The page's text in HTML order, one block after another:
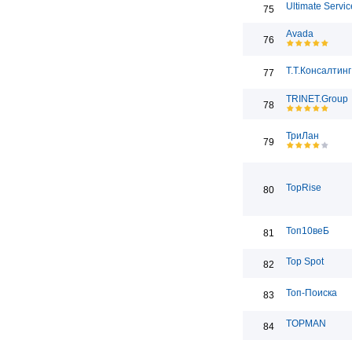
75 Ultimate
76
Avada
77 Т.Т.Консалтинг
78
TRINET.Group
79
ТриЛан
80 TopRise
81 Топ10веБ
82 Top Spot
83 Топ-Поиска
84 TOPMAN